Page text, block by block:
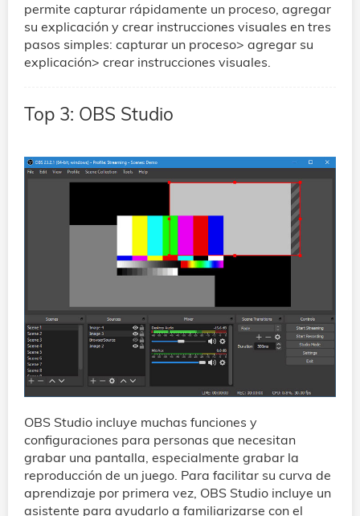
permite capturar rápidamente un proceso, agregar
su explicación y crear instrucciones visuales en tres
pasos simples: capturar un proceso> agregar su
explicación> crear instrucciones visuales.
Top 3: OBS Studio
OBS Studio incluye muchas funciones y
configuraciones para personas que necesitan
grabar una pantalla, especialmente grabar la
reproducción de un juego. Para facilitar su curva de
aprendizaje por primera vez, OBS Studio incluye un
asistente para ayudarlo a familiarizarse con el